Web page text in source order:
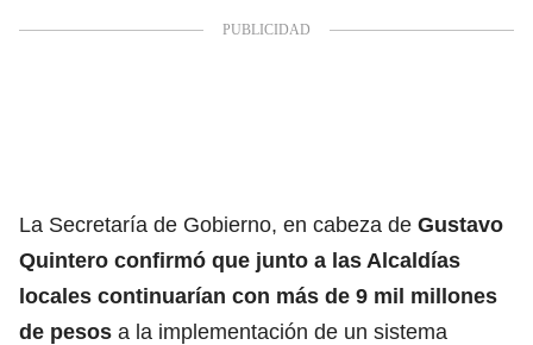
La Secretaría de Gobierno, en cabeza de Gustavo
Quintero confirmó que junto a las Alcaldías
locales continuarían con más de 9 mil millones
de pesos a la implementación de un sistema